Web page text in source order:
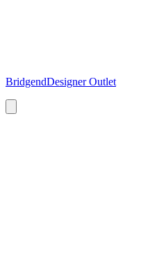
BridgendDesigner Outlet